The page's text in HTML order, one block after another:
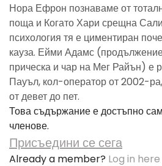
Нора Ефрон познаваме от
поща и Когато Хари срещна
психология тя е циментиран
кауза. Ейми Адамс
прическа и чар на Мег Райън) е
Пауъл, кол-оператор от 2002-
от девет до пет.
Това съдържание е достъпно
членове.
Присъедини се сега
Already a member? Log in here